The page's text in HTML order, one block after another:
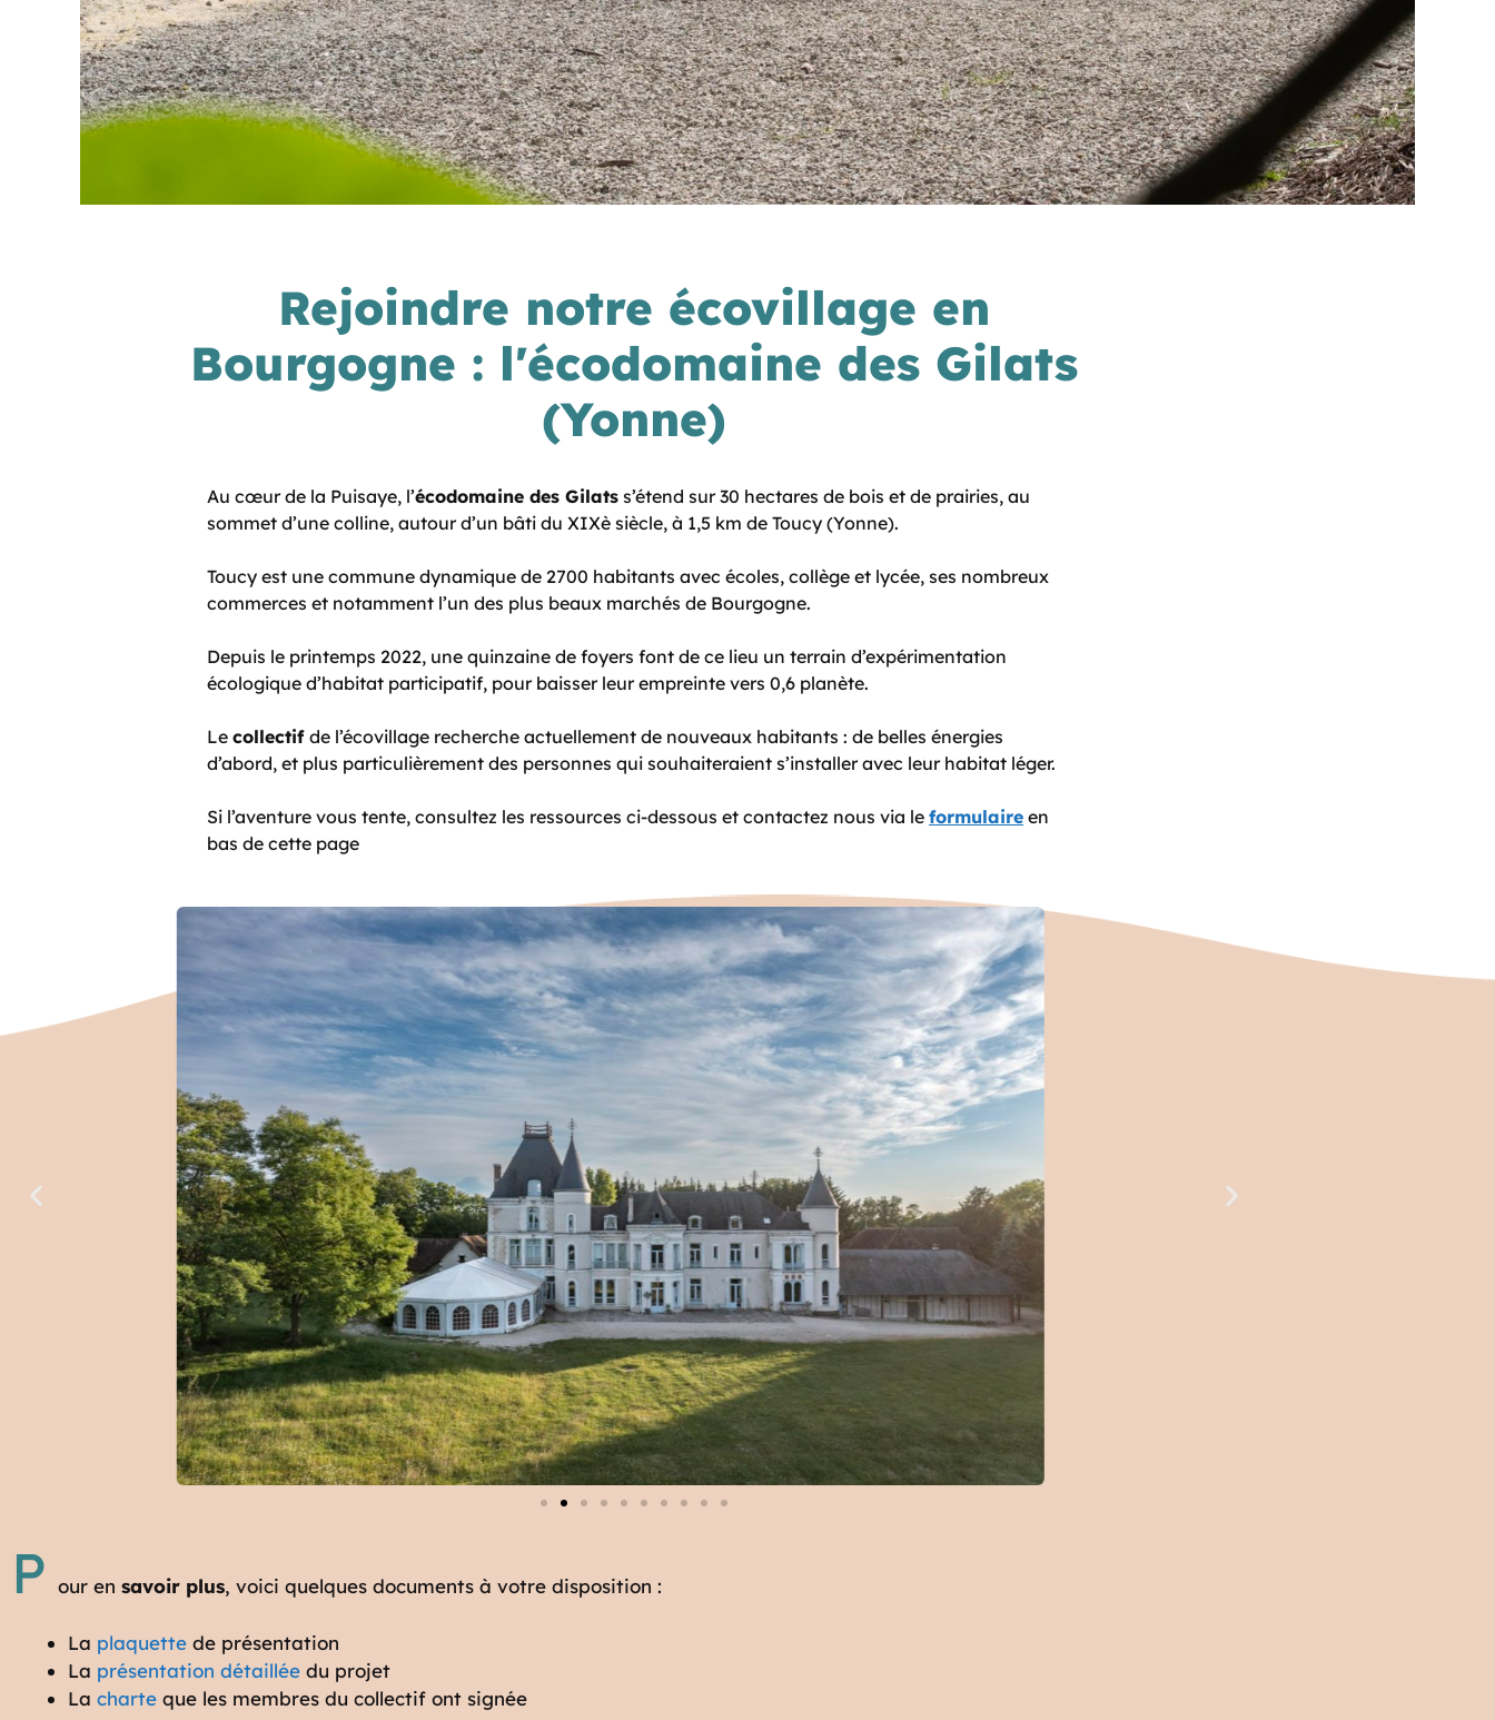
Rejoindre notre écovillage en
Bourgogne : l'écodomaine des Gilats
(Yonne)
Au cœur de la Puisaye, l’écodomaine des Gilats s’étend sur 30 hectares de bois et de prairies, au
sommet d’une colline, autour d’un bâti du XIXè siècle, à 1,5 km de Toucy (Yonne).
Toucy est une commune dynamique de 2700 habitants avec écoles, collège et lycée, ses nombreux
commerces et notamment l’un des plus beaux marchés de Bourgogne.
Depuis le printemps 2022, une quinzaine de foyers font de ce lieu un terrain d’expérimentation
écologique d’habitat participatif, pour baisser leurempreinte vers 0,6 planète.
Le collectif de l’écovillage recherche actuellement de nouveaux habitants : de belles énergies
d’abord, et plus particulièrement des personnes qui souhaiteraient s’installer avec leur habitat léger.
Si l’aventure vous tente, consultez les ressources ci-dessous et contactez nous via le formulaire en
bas de cette page
P our en savoir plus, voici quelques documents à votre disposition :
La plaquette de présentation
La présentation détaillée du projet
La charte que les membres du collectif ont signée